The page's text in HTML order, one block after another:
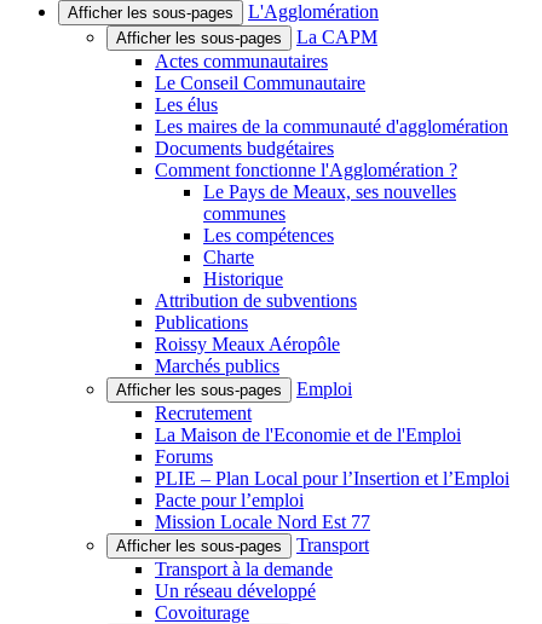
Afficher les sous-pages L'Agglomération
Afficher les sous-pages
La CAPM
Actes communautaires
Le Conseil Communautaire
Les élus
Les maires de la communauté d'agglomération
Documents budgétaires
Comment fonctionne l'Agglomération ?
Le Pays de Meaux, ses nouvelles
communes
Les compétences
Charte
Historique
Attribution de subventions
Publications
Roissy Meaux Aéropôle
Marchés publics
Afficher les sous-pages
Emploi
Recrutement
La Maison de l'Economie et de l'Emploi
Forums
PLIE – Plan Local pour l’Insertion et l’Emploi
Pacte pour l’emploi
Mission Locale Nord Est 77
Afficher les sous-pages
Transport
Transport à la demande
Un réseau développé
Covoiturage